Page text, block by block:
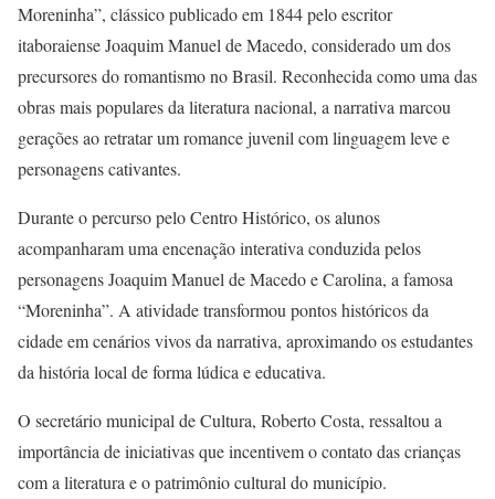
Moreninha”, clássico publicado em 1844 pelo escritor
itaboraiense Joaquim Manuel de Macedo, considerado um dos
precursores do romantismo no Brasil. Reconhecida como uma das
obras mais populares da literatura nacional, a narrativa marcou
gerações ao retratar um romance juvenil com linguagem leve e
personagens cativantes.
Durante o percurso pelo Centro Histórico, os alunos
acompanharam uma encenação interativa conduzida pelos
personagens Joaquim Manuel de Macedo e Carolina, a famosa
“Moreninha”. A atividade transformou pontos históricos da
cidade em cenários vivos da narrativa, aproximando os estudantes
da história local de forma lúdica e educativa.
O secretário municipal de Cultura, Roberto Costa, ressaltou a
importância de iniciativas que incentivem o contato das crianças
com a literatura e o patrimônio cultural do município.